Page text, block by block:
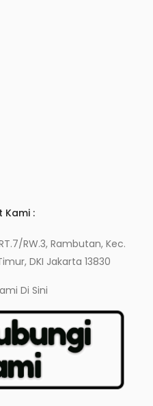
Kami :
RW.3, Rambutan, Kec.
DKI Jakarta 13830
Di Sini